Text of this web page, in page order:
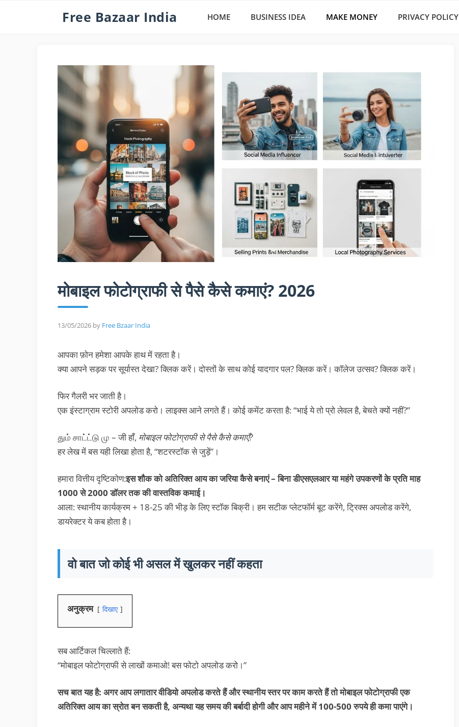
Free Bazaar India HOME BUSINESS IDEA MAKE MONEY PRIVACY POLICY
मोबाइल फोटोग्राफी से पैसे कैसे कमाएं? 2026
13/05/2026 by Free Bzaar India
आपका फ़ोन हमेशा आपके हाथ में रहता है।
क्या आपने सड़क पर सूर्यास्त देखा? क्लिक करें। दोस्तों के साथ कोई यादगार पल? क्लिक करें। कॉलेज उत्सव? क्लिक करें।
फिर गैलरी भर जाती है।
एक इंस्टाग्राम स्टोरी अपलोड करो। लाइक्स आने लगते हैं। कोई कमेंट करता है: “भाई ये तो प्रो लेवल है, बेचते क्यों नहीं?”
தும் சாட்ட்டு மு – जी हाँ, मोबाइल फोटोग्राफी से पैसे कैसे कमाएँ?
हर लेख में बस यही लिखा होता है, “शटरस्टॉक से जुड़ें”।
हमारा वित्तीय दृष्टिकोण:इस शौक को अतिरिक्त आय का जरिया कैसे बनाएं – बिना डीएसएलआर या महंगे उपकरणों के प्रति माह
1000 से 2000 डॉलर तक की वास्तविक कमाई।
आला: स्थानीय कार्यक्रम + 18-25 की भीड़ के लिए स्टॉक बिक्री। हम सटीक प्लेटफॉर्म बूट करेंगे, ट्रिक्स अपलोड करेंगे,
डायरेक्टर ये कब होता है।
वो बात जो कोई भी असल में खुलकर नहीं कहता
अनुक्रम दिखाए
सब आर्टिकल चिल्लाते हैं:
“मोबाइल फोटोग्राफी से लाखों कमाओ! बस फोटो अपलोड करो।”
सच बात यह है: अगर आप लगातार वीडियो अपलोड करते हैं और स्थानीय स्तर पर काम करते हैं तो मोबाइल फोटोग्राफी एक
अतिरिक्त आय का स्रोत बन सकती है, अन्यथा यह समय की बर्बादी होगी और आप महीने में 100-500 रुपये ही कमा पाएंगे।